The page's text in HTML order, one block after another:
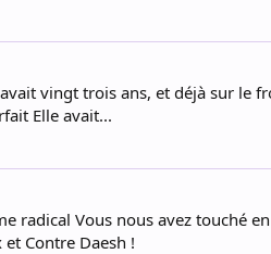
vingt trois ans, et déjà sur le
Elle avait...
radical Vous nous avez touché
Contre Daesh !